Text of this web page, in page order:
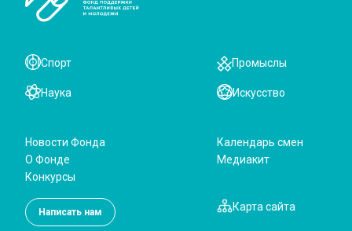
Наука
Спорт
Искусство
Промыслы
Карта сайта
Написать нам
Новости Фонда
О Фонде
Конкурсы
Календарь смен
Медиакит